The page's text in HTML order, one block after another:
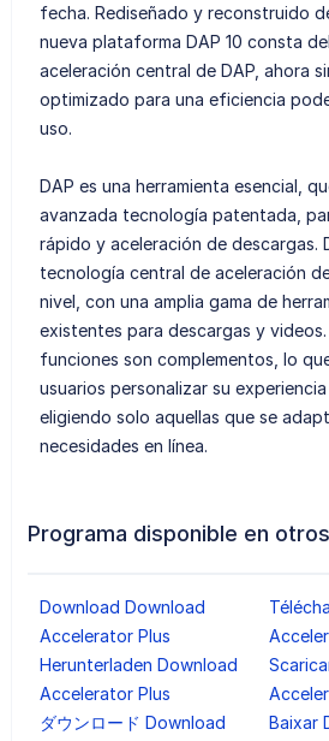
fecha. Rediseñado y reconstruido
nueva plataforma DAP 10 consta
aceleración central de DAP, ahora
optimizado para una eficiencia
uso.
DAP es una herramienta esencial,
avanzada tecnología patentada,
rápido y aceleración de descargas.
tecnología central de aceleración
nivel, con una amplia gama de
existentes para descargas y videos.
funciones son complementos, lo
usuarios personalizar su
eligiendo solo aquellas que se
necesidades en línea.
Programa disponible en
Download Download
Accelerator Plus
Herunterladen Download
Accelerator Plus
ダウンロード Download
Baixar